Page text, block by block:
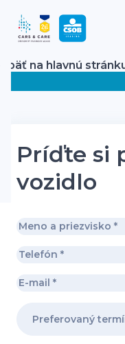
Späť na hlavnú
Príďte si
vozidlo